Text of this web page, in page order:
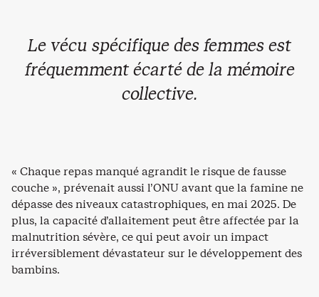
Le vécu spécifique des femmes est
fréquemment écarté de la mémoire
collective.
« Chaque repas manqué agrandit le risque de fausse
couche », prévenait aussi l’ONU avant que la famine ne
dépasse des niveaux catastrophiques, en mai 2025. De
plus, la capacité d’allaitement peut être affectée par la
malnutrition sévère, ce qui peut avoir un impact
irréversiblement dévastateur sur le développement des
bambins.